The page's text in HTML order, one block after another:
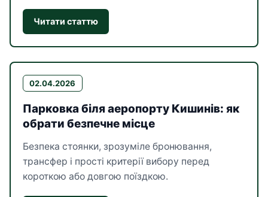
Читати статтю
02.04.2026
Парковка біля аеропорту Кишинів: як
обрати безпечне місце
Безпека стоянки, зрозуміле бронювання,
трансфер і прості критерії вибору перед
короткою або довгою поїздкою.